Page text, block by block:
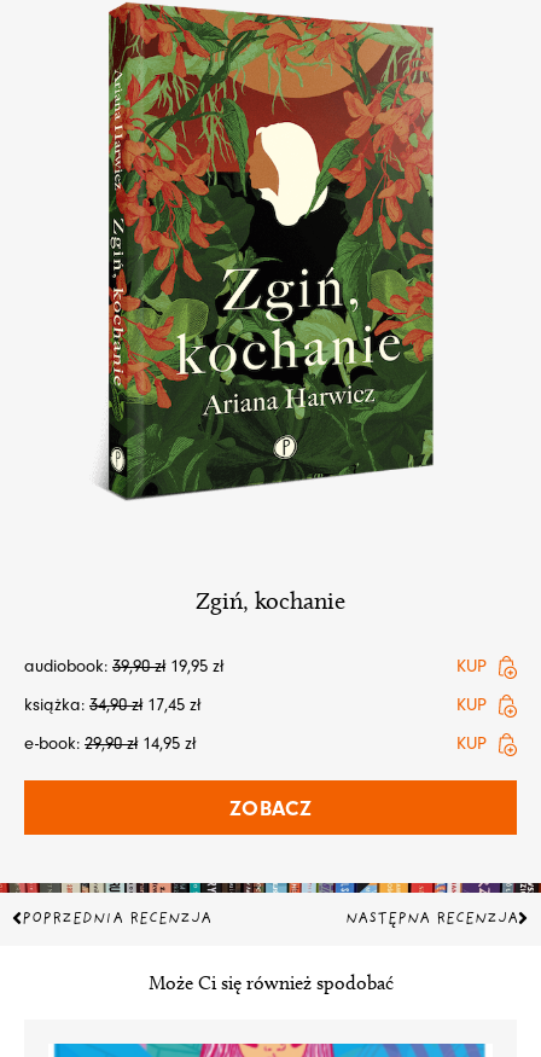
Zgiń, kochanie
audiobook: 39,90zł 19,95 zł
KUP
książka: 34,90zł 17,45 zł
KUP
e-book: 29,90zł 14,95 zł KUP
ZOBACZ
Prev
POPRZEDNIA RECENZJA NASTĘPNA RECENZJA
Może Ci się również spodobać